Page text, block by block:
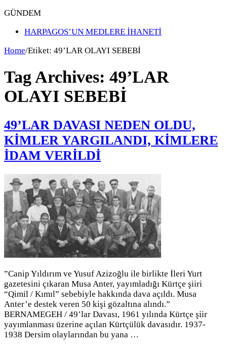
GÜNDEM
HARPAGOS’UN MEDLERE İHANETİ
Home/Etiket: 49’LAR OLAYI SEBEBİ
Tag Archives: 49’LAR
OLAYI SEBEBİ
49’LAR DAVASI NEDEN OLDU,
KİMLER YARGILANDI, KİMLERE
İDAM VERİLDİ
”Canip Yıldırım ve Yusuf Azizoğlu ile birlikte İleri Yurt
gazetesini çıkaran Musa Anter, yayımladığı Kürtçe şiiri
“Qimil / Kımıl” sebebiyle hakkında dava açıldı. Musa
Anter’e destek veren 50 kişi gözaltına alındı.”
BERNAMEGEH / 49’lar Davası, 1961 yılında Kürtçe şiir
yayımlanması üzerine açılan Kürtçülük davasıdır. 1937-
1938 Dersim olaylarından bu yana …